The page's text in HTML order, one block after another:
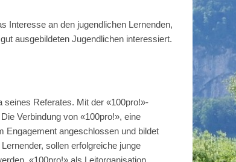
Interesse an den jugendlichen Lernenden,
ausgebildeten Jugendlichen interessiert.
Referates. Mit der «100pro!»-
Verbindung von «100pro!», eine
Engagement angeschlossen und bildet
sollen erfolgreiche junge
«100pro!» als Leitorganisation